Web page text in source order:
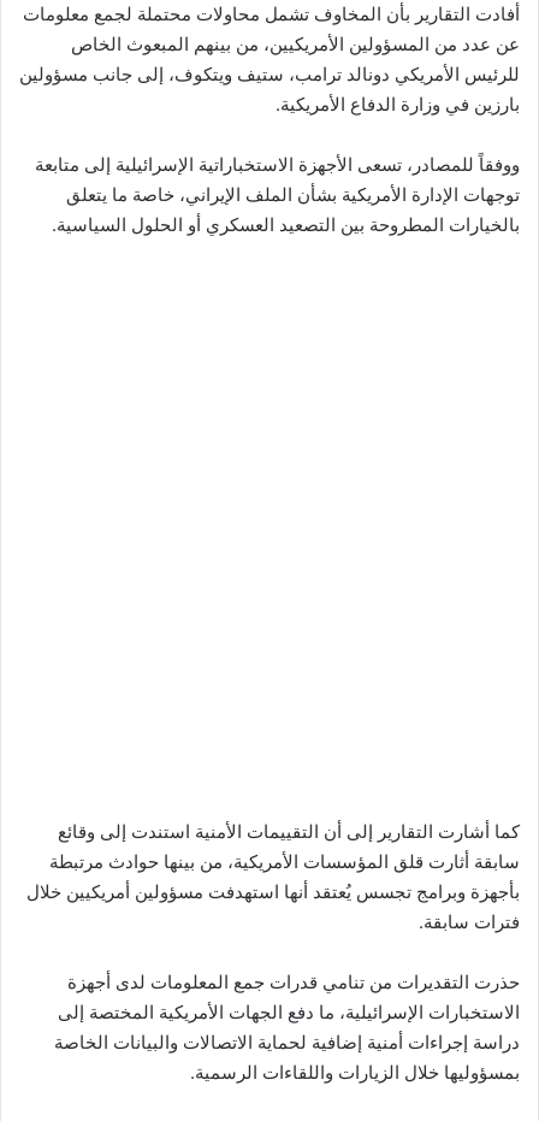
أفادت التقارير بأن المخاوف تشمل محاولات محتملة لجمع معلومات
عن عدد من المسؤولين الأمريكيين، من بينهم المبعوث الخاص
للرئيس الأمريكي دونالد ترامب، ستيف ويتكوف، إلى جانب مسؤولين
بارزين في وزارة الدفاع الأمريكية.
ووفقاً للمصادر، تسعى الأجهزة الاستخباراتية الإسرائيلية إلى متابعة
توجهات الإدارة الأمريكية بشأن الملف الإيراني، خاصة ما يتعلق
بالخيارات المطروحة بين التصعيد العسكري أو الحلول السياسية.
كما أشارت التقارير إلى أن التقييمات الأمنية استندت إلى وقائع
سابقة أثارت قلق المؤسسات الأمريكية، من بينها حوادث مرتبطة
بأجهزة وبرامج تجسس يُعتقد أنها استهدفت مسؤولين أمريكيين خلال
فترات سابقة.
حذرت التقديرات من تنامي قدرات جمع المعلومات لدى أجهزة
الاستخبارات الإسرائيلية، ما دفع الجهات الأمريكية المختصة إلى
دراسة إجراءات أمنية إضافية لحماية الاتصالات والبيانات الخاصة
بمسؤوليها خلال الزيارات واللقاءات الرسمية.